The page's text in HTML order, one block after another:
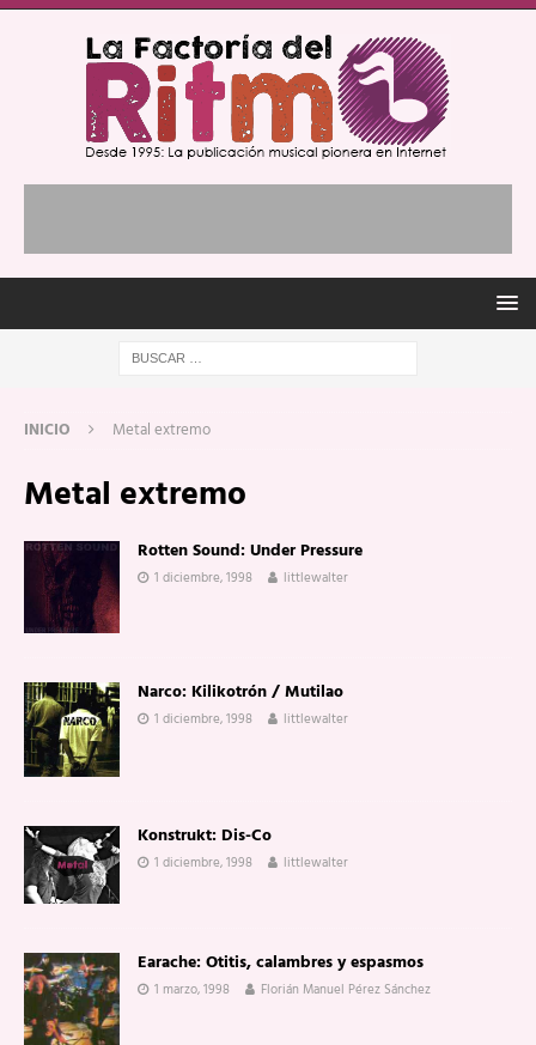
INICIO Metal extremo
Metal extremo
Rotten Sound: Under Pressure
1 diciembre, 1998 littlewalter
Narco: Kilikotrón / Mutilao
1 diciembre, 1998 littlewalter
Konstrukt: Dis-Co
1 diciembre, 1998 littlewalter
Earache: Otitis, calambres y espasmos
1 marzo, 1998 Florián Manuel Pérez Sánchez